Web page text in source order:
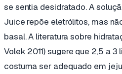
se sentia desidratado. A
Juice repõe eletrólitos, mas
basal. A literatura sobre
Volek 2011) sugere que 2,5 a
costuma ser adequado em